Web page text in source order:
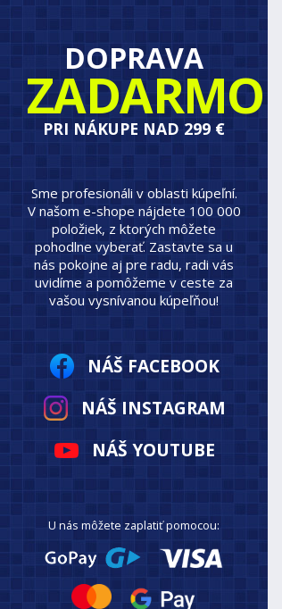
DOPRAVA
ZADARMO
PRI NÁKUPE NAD 299 €
Sme profesionáli v oblasti kúpeľní.
V našom e-shope nájdete 100 000
položiek, z ktorých môžete
pohodlne vyberať. Zastavte sa u
nás pokojne aj pre radu, radi vás
uvidíme a pomôžeme v ceste za
vašou vysnívanou kúpeľňou!
NÁŠ FACEBOOK
NÁŠ INSTAGRAM
NÁŠ YOUTUBE
U nás môžete zaplatiť pomocou: